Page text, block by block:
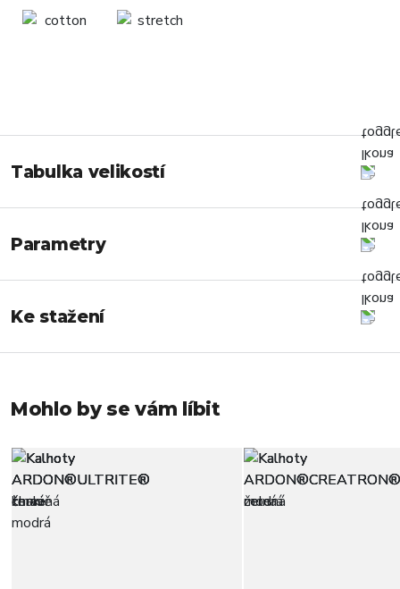
Tabulka velikostí
Parametry
Ke stažení
Mohlo by se vám líbit